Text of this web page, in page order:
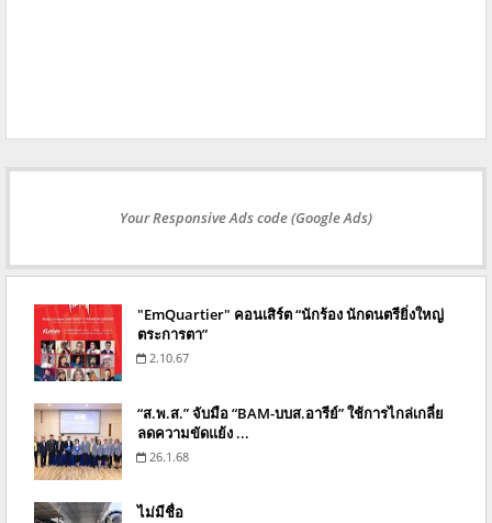
Your Responsive Ads code (Google Ads)
"EmQuartier" คอนเสิร์ต “นักร้อง นักดนตรียิ่งใหญ่
ตระการตา”
2.10.67
“ส.พ.ส.” จับมือ “BAM-บบส.อารีย์” ใช้การไกล่เกลี่ย
ลดความขัดแย้ง ...
26.1.68
ไม่มีชื่อ